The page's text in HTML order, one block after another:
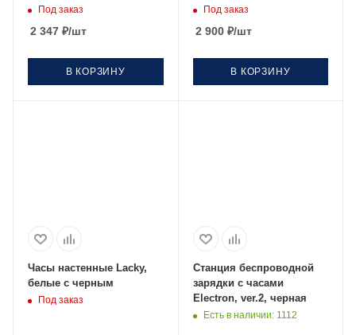
Под заказ
2 347 ₽/шт
В КОРЗИНУ
Под заказ
2 900₽/шт
В КОРЗИНУ
Часы настенные Lacky,
белые с черным
Под заказ
Станция беспроводной
зарядки с часами
Electron, ver.2, черная
Есть в наличии: 1112